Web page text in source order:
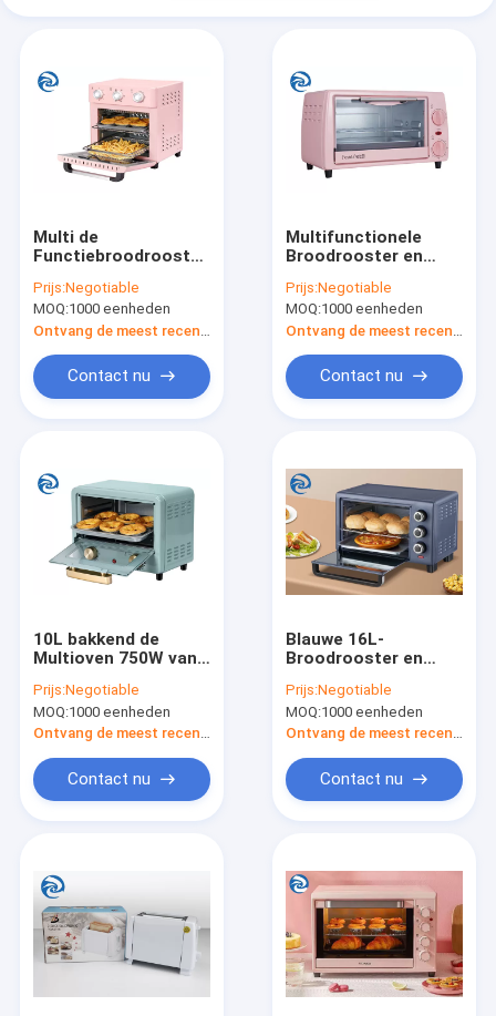
Producten
Over ons
Contacteer ons
Multi de
Functiebroodrooster
van 220V 12.7qt
Prijs:Negotiable
MOQ:1000 eenheden
Contact nu
Multifunctionele
Broodrooster en
Broodroosterovens
12,7 Kwart gallon
Prijs:Negotiable
MOQ:1000 eenheden
Contact nu
10L bakkend de
Multioven 750W van
Functiebroodrooster
10,5 Kwart gallon
Prijs:Negotiable
MOQ:1000 eenheden
Ontvang de meest recente Prijs
Contact nu
Blauwe 16L-
Broodrooster en
1400W 17 Kwart
gallon
Prijs:Negotiable
MOQ:1000 eenheden
Ontvang de meest recente Prijs
Contact nu